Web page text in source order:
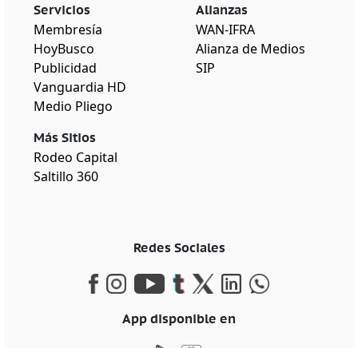
Servicios
Membresía
HoyBusco
Publicidad
Vanguardia HD
Medio Pliego
Más Sitios
Rodeo Capital
Saltillo 360
Alianzas
WAN-IFRA
Alianza de Medios
SIP
Redes Sociales
App disponible en